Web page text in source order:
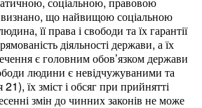
що найвищою соціальною
її права і свободи та їх гарантії
діяльності держави, а їх
є головним обов’язком держави
людини є невідчужуваними та
їх зміст і обсяг при прийнятті
змін до чинних законів не може